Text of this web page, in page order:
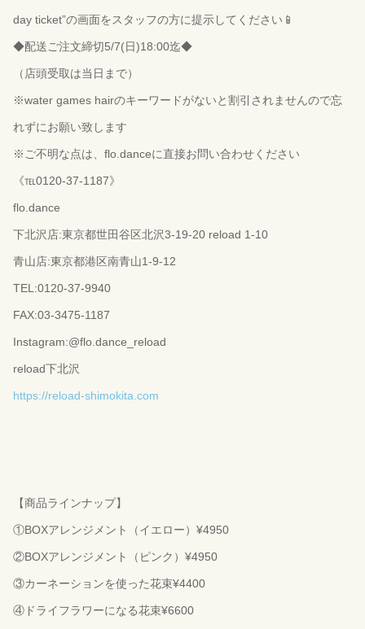
day ticket”の画面をスタッフの方に提示してください📱
◆配送ご注文締切5/7(日)18:00迄◆
（店頭受取は当日まで）
※water games hairのキーワードがないと割引されませんので忘
れずにお願い致します
※ご不明な点は、flo.danceに直接お問い合わせください
《℡0120-37-1187》
flo.dance
下北沢店:東京都世田谷区北沢3-19-20 reload 1-10
青山店:東京都港区南青山1-9-12
TEL:0120-37-9940
FAX:03-3475-1187
Instagram:@flo.dance_reload
reload下北沢
https://reload-shimokita.com
【商品ラインナップ】
①BOXアレンジメント（イエロー）¥4950
②BOXアレンジメント（ピンク）¥4950
③カーネーションを使った花束¥4400
④ドライフラワーになる花束¥6600